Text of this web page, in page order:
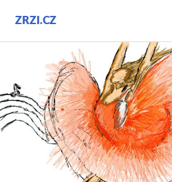
obsahu
ZRZI.CZ